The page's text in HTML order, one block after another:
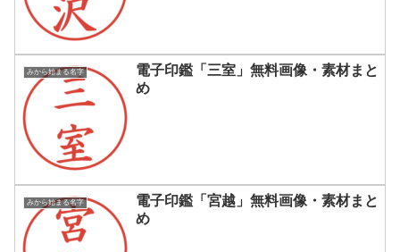
みから始まる名字
電子印鑑「三室」無料画像・素材まと
め
みから始まる名字
電子印鑑「宮越」無料画像・素材まと
め